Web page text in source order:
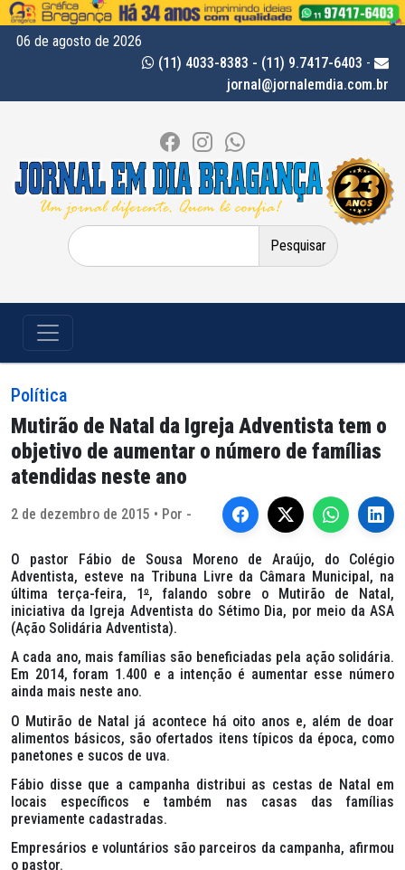
06 de agosto de 2026
(11) 4033-8383 - (11) 9.7417-6403 -
jornal@jornalemdia.com.br
Pesquisar
por:
Política
Mutirão de Natal da Igreja Adventista tem o
objetivo de aumentar o número de famílias
atendidas neste ano
2 de dezembro de 2015 • Por -
O pastor Fábio de Sousa Moreno de Araújo, do Colégio
Adventista, esteve na Tribuna Livre da Câmara Municipal, na
última terça-feira, 1º, falando sobre o Mutirão de Natal,
iniciativa da Igreja Adventista do Sétimo Dia, por meio da ASA
(Ação Solidária Adventista).
A cada ano, mais famílias são beneficiadas pela ação solidária.
Em 2014, foram 1.400 e a intenção é aumentar esse número
ainda mais neste ano.
O Mutirão de Natal já acontece há oito anos e, além de doar
alimentos básicos, são ofertados itens típicos da época, como
panetones e sucos de uva.
Fábio disse que a campanha distribui as cestas de Natal em
locais específicos e também nas casas das famílias
previamente cadastradas.
Empresários e voluntários são parceiros da campanha, afirmou
o pastor.